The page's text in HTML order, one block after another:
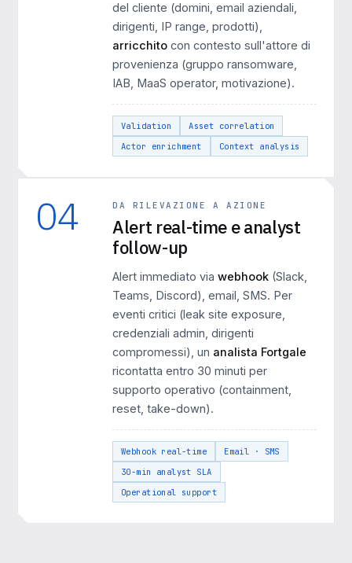
del cliente (domini, email aziendali,
dirigenti, IP range, prodotti),
arricchito con contesto sull'attore di
provenienza (gruppo ransomware,
IAB, MaaS operator, motivazione).
Validation
Asset correlation
Actor enrichment
Context analysis
04 DA RILEVAZIONE A AZIONE
Alert real-time e analyst
follow-up
Alert immediato via webhook (Slack,
Teams, Discord), email, SMS. Per
eventi critici (leak site exposure,
credenziali admin, dirigenti
compromessi), un analista Fortgale
ricontatta entro 30 minuti per
supporto operativo (containment,
reset, take-down).
Webhook real-time
Email · SMS
30-min analyst SLA
Operational support